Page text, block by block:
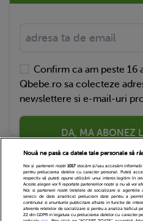
Confirm ca am peste 16
Qbebe.ro sa colecteze
newslettere si e-mail-uri
DA, MA ABONEZ
Nouă ne pasă ca datele tale personale să
Noi și partenerii noștri 1017stocăm și/sau accesăm
pentru prelucrarea datelor cu caracter personal. Puteți
respectiv vă puteți opune utilizării unui interes legitim în
Aceste alegeri vor fi raportate partenerilor noștri și nu vă vor
Noi si partenerii nostri (retelele de socializare si agentiile
servicii de date analitice) prelucram date pentru a
continutul si anunturile publicitare afisate in functie de
aferente retelelor de socializare si pentru a analiza traficul
22 din GDPR in legatura cu prelucrarea datelor cu caracter